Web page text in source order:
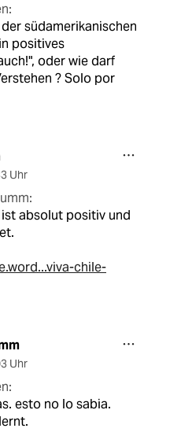
südamerikanischen
positives
oder wie darf
? Solo por
Uhr
absolut positiv und
chile-
Uhr
esto no lo sabia.